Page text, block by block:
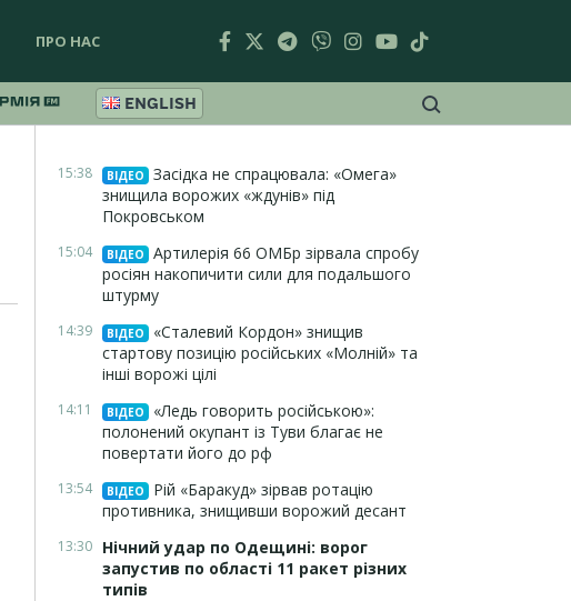
ПРО НАС
ENGLISH
15:38 ВІДЕО
Засідка не спрацювала: «Омега»
знищила ворожих «ждунів» під
Покровськом
15:04 ВІДЕО
Артилерія 66 ОМБр зірвала спробу
росіян накопичити сили для подальшого
штурму
14:39 ВІДЕО
«Сталевий Кордон» знищив
стартову позицію російських «Молній» та
інші ворожі цілі
14:11 ВІДЕО
«Ледь говорить російською»:
полонений окупант із Туви благає не
повертати його до рф
13:54 ВІДЕО
Рій «Баракуд» зірвав ротацію
противника, знищивши ворожий десант
13:30 Нічний удар по Одещині: ворог
запустив по області 11 ракет різних
типів